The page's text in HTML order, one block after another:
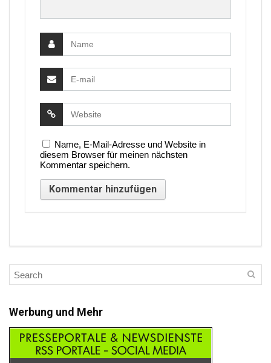
Name, E-Mail-Adresse und Website in
diesem Browser für meinen nächsten
Kommentar speichern.
Werbung und Mehr